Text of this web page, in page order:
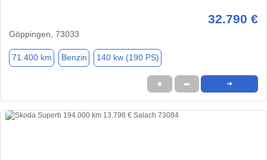
32.790 €
Göppingen, 73033
71.400 km Benzin 140 kw (190 PS)
★ ➦ ➜